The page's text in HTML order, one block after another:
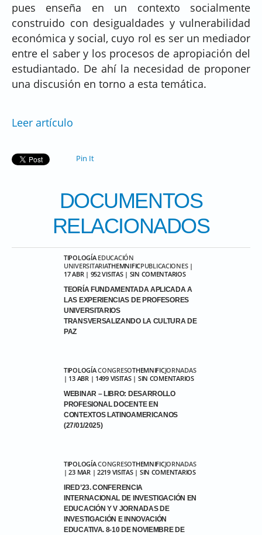
pues enseña en un contexto socialmente
construido con desigualdades y vulnerabilidad
económica y social, cuyo rol es ser un mediador
entre el saber y los procesos de apropiación del
estudiantado. De ahí la necesidad de proponer
una discusión en torno a esta temática.
Leer artículo
Pin It
DOCUMENTOS
RELACIONADOS
TIPOLOGÍA EDUCACIÓN
UNIVERSITARIATHEMNIFICPUBLICACIONES|
17 ABR | 952 VISITAS | SIN COMENTARIOS
TEORÍA FUNDAMENTADA APLICADA A
LAS EXPERIENCIAS DE PROFESORES
UNIVERSITARIOS
TRANSVERSALIZANDO LA CULTURA DE
PAZ
TIPOLOGÍACONGRESOTHEMNIFICJORNADAS
| 13 ABR | 1499 VISITAS | SIN COMENTARIOS
WEBINAR – LIBRO: DESARROLLO
PROFESIONAL DOCENTE EN
CONTEXTOS LATINOAMERICANOS
(27/01/2025)
TIPOLOGÍACONGRESOTHEMNIFICJORNADAS
| 23 MAR | 2219 VISITAS | SIN COMENTARIOS
IRED’23. CONFERENCIA
INTERNACIONAL DE INVESTIGACIÓN EN
EDUCACIÓN Y V JORNADAS DE
INVESTIGACIÓN E INNOVACIÓN
EDUCATIVA. 8-10 DE NOVIEMBRE DE